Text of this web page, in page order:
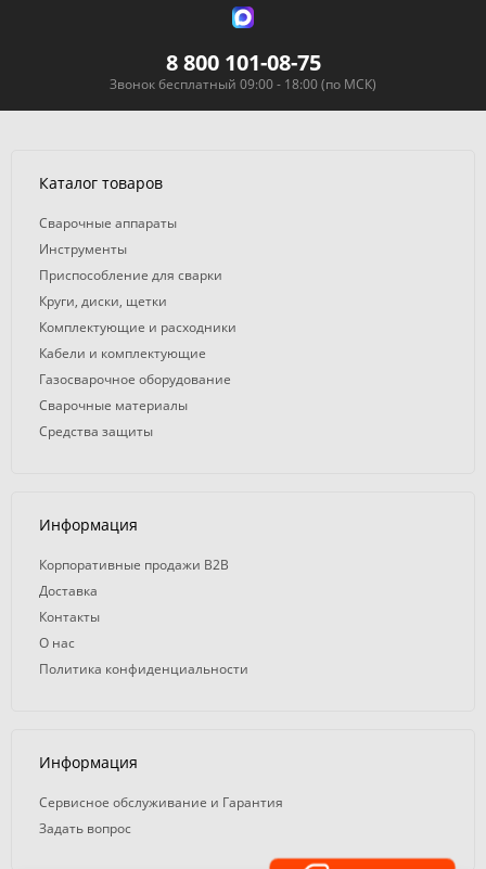
8 800 101-08-75
Звонок бесплатный 09:00 - 18:00 (по МСК)
Каталог товаров
Сварочные аппараты
Инструменты
Приспособление для сварки
Круги, диски, щетки
Комплектующие и расходники
Кабели и комплектующие
Газосварочное оборудование
Сварочные материалы
Средства защиты
Информация
Корпоративные продажи B2B
Доставка
Контакты
О нас
Политика конфиденциальности
Информация
Сервисное обслуживание и Гарантия
Задать вопрос